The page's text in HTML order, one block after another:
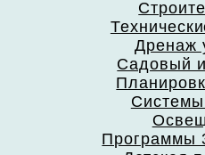
Дренаж
Садовый
Программы